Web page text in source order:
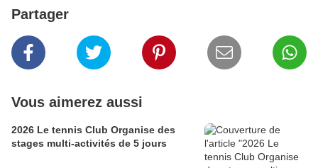
Partager
Vous aimerez aussi
2026 Le tennis Club Organise des
stages multi-activités de 5 jours